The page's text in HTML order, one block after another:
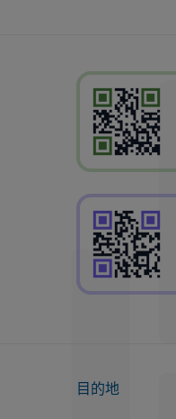
目的地